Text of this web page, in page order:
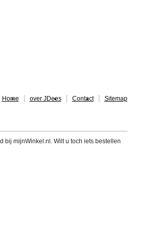
Home over JDees Contact Sitemap
bij mijnWinkel.nl. Wilt u toch iets bestellen